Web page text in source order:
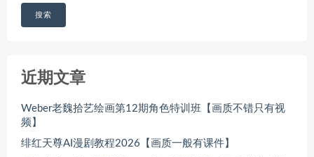
搜索
近期文章
Weber老魏拾艺绘画第12期角色特训班【画质不错只有视
频】
绯红天尊AI漫剧教程2026【画质一般有课件】